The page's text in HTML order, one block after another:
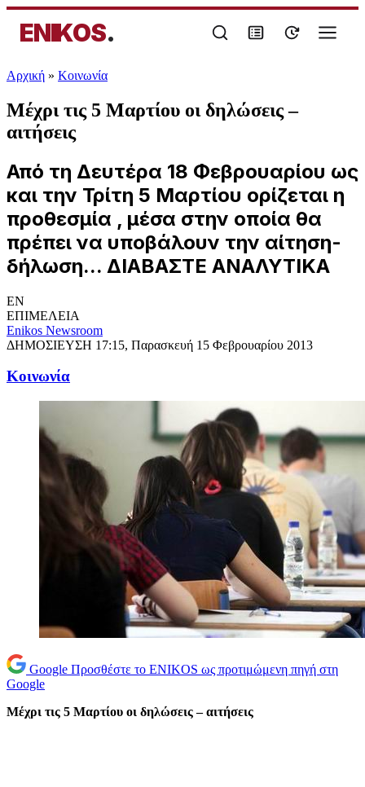
ENIKOS.
Αρχική » Κοινωνία
Μέχρι τις 5 Μαρτίου οι δηλώσεις –
αιτήσεις
Από τη Δευτέρα 18 Φεβρουαρίου ως
και την Τρίτη 5 Μαρτίου ορίζεται η
προθεσμία , μέσα στην οποία θα
πρέπει να υποβάλουν την αίτηση-
δήλωση... ΔΙΑΒΑΣΤΕ ΑΝΑΛΥΤΙΚΑ
EN
ΕΠΙΜΕΛΕΙΑ
Enikos Newsroom
ΔΗΜΟΣΙΕΥΣΗ 17:15, Παρασκευή 15 Φεβρουαρίου 2013
Κοινωνία
Google Προσθέστε το ENIKOS ως προτιμώμενη πηγή στη
Google
Μέχρι τις 5 Μαρτίου οι δηλώσεις – αιτήσεις